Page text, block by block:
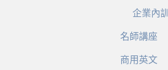
企業內
名師講座
商用英文